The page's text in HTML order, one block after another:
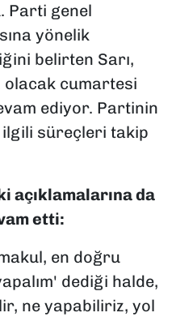
Parti genel
yönelik
belirten Sarı,
olacak cumartesi
ediyor. Partinin
süreçleri takip
açıklamalarına da
etti:
en doğru
dediği halde,
ne yapabiliriz, yol